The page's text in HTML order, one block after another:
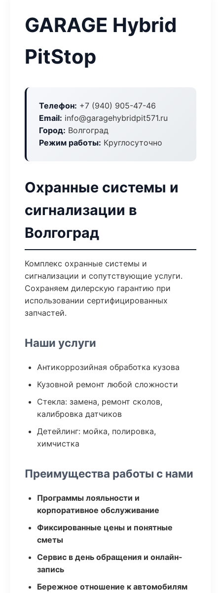
GARAGE Hybrid
PitStop
Телефон: +7 (940) 905-47-46
Email: info@garagehybridpit571.ru
Город: Волгоград
Режим работы: Круглосуточно
Охранные системы и
сигнализации в
Волгоград
Комплекс охранные системы и
сигнализации и сопутствующие услуги.
Сохраняем дилерскую гарантию при
использовании сертифицированных
запчастей.
Наши услуги
Антикоррозийная обработка кузова
Кузовной ремонт любой сложности
Стекла: замена, ремонт сколов,
калибровка датчиков
Детейлинг: мойка, полировка,
химчистка
Преимущества работы с нами
Программы лояльности и
корпоративное обслуживание
Фиксированные цены и понятные
сметы
Сервис в день обращения и онлайн-
запись
Бережное отношение к автомобилям